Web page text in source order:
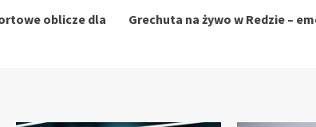
oblicze dla
Grechuta na żywo w Redzie –